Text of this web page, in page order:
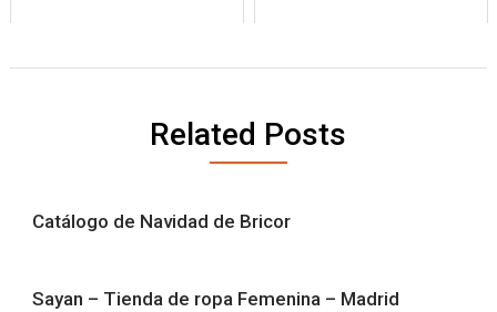
Related Posts
Catálogo de Navidad de Bricor
Sayan – Tienda de ropa Femenina – Madrid